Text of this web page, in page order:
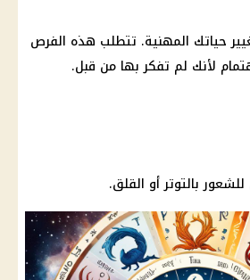
حياتك المهنية. تتطلب هذه الفرص
لأنك لم تفكر بها من قبل.
بالتوتر أو القلق.